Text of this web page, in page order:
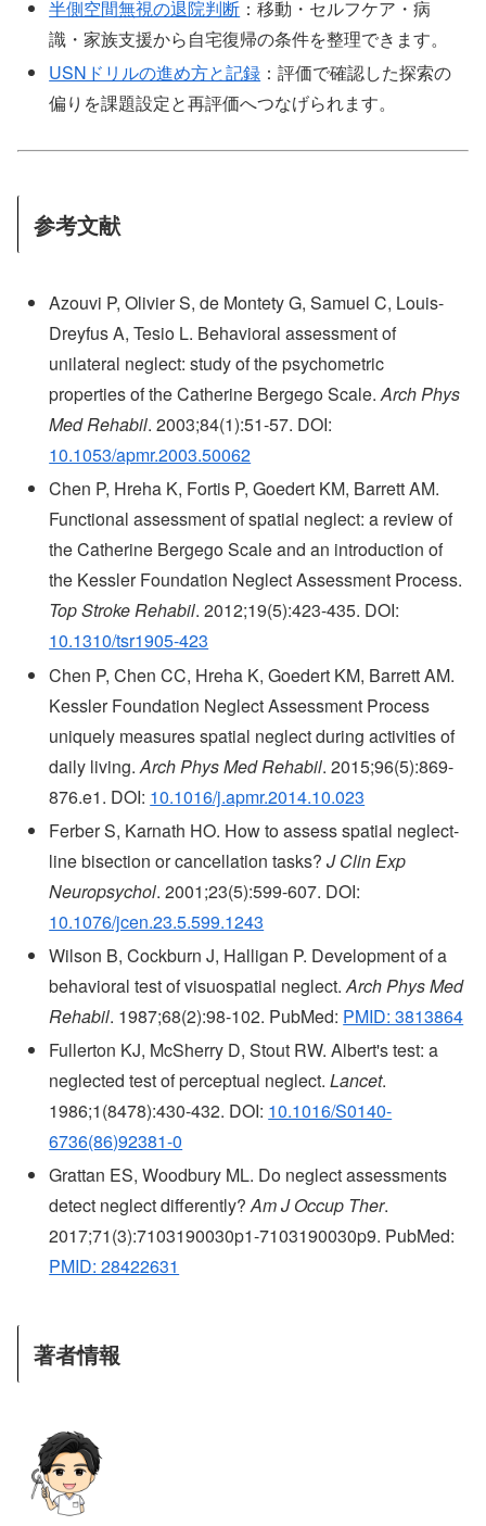
半側空間無視の退院判断 ：移動・セルフケア・病
識・家族支援から自宅復帰の条件を整理できます。
USNドリルの進め方と記録 ：評価で確認した探索の
偏りを課題設定と再評価へつなげられます。
参考文献
Azouvi P, Olivier S, de Montety G, Samuel C, Louis-
Dreyfus A, Tesio L. Behavioral assessment of
unilateral neglect: study of the psychometric
properties of the Catherine Bergego Scale.Arch Phys
Med Rehabil. 2003;84(1):51-57. DOI:
10.1053/apmr.2003.50062
Chen P, Hreha K, Fortis P, Goedert KM, Barrett AM.
Functional assessment of spatial neglect: a review of
the Catherine Bergego Scale and an introduction of
the Kessler Foundation Neglect Assessment Process.
Top Stroke Rehabil. 2012;19(5):423-435. DOI:
10.1310/tsr1905-423
Chen P, Chen CC, Hreha K, Goedert KM, Barrett AM.
Kessler Foundation Neglect Assessment Process
uniquely measures spatial neglect during activities of
daily living.Arch Phys Med Rehabil. 2015;96(5):869-
876.e1. DOI: 10.1016/j.apmr.2014.10.023
Ferber S, Karnath HO. How to assess spatial neglect-
line bisection or cancellation tasks?J Clin Exp
Neuropsychol. 2001;23(5):599-607. DOI:
10.1076/jcen.23.5.599.1243
Wilson B, Cockburn J, Halligan P. Development of a
behavioral test of visuospatial neglect.Arch Phys Med
Rehabil. 1987;68(2):98-102. PubMed: PMID: 3813864
Fullerton KJ, McSherry D, Stout RW. Albert's test: a
neglected test of perceptual neglect.Lancet.
1986;1(8478):430-432. DOI: 10.1016/S0140-
6736(86)92381-0
Grattan ES, Woodbury ML. Do neglect assessments
detect neglect differently?Am J Occup Ther.
2017;71(3):7103190030p1-7103190030p9. PubMed:
PMID: 28422631
著者情報